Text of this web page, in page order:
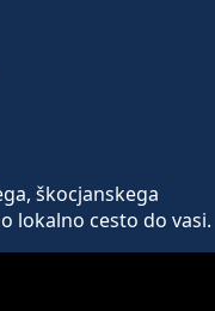
škocjanskega
lokalno cesto do vasi.